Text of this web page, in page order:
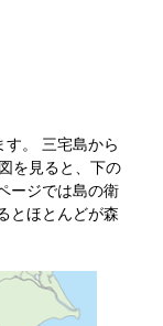
。 三宅島から
を見ると、下の
ージでは島の衛
とほとんどが森